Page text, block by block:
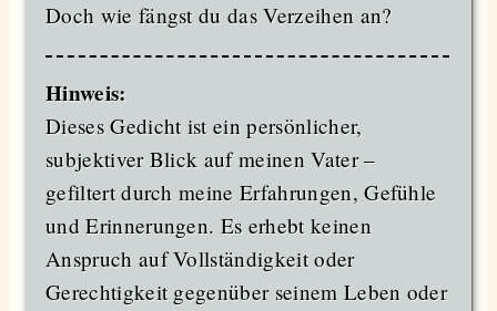
Doch wie fängst du das Verzeihen an?
Hinweis:
Dieses Gedicht ist ein persönlicher,
subjektiver Blick auf meinen Vater –
gefiltert durch meine Erfahrungen, Gefühle
und Erinnerungen. Es erhebt keinen
Anspruch auf Vollständigkeit oder
Gerechtigkeit gegenüber seinem Leben oder